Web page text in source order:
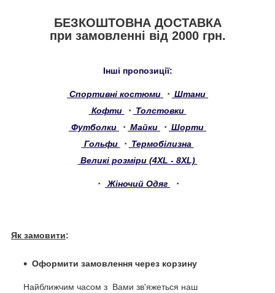
БЕЗКОШТОВНА ДОСТАВКА
при замовленні від 2000 грн.
Інші пропозиції:
Спортивні костюми ・ Штани
Кофти
・ Толстовки
Футболки
・ Майки ・ Шорти
Гольфи
・ Термобілизна
Великі розміри (4XL - 8XL)
・ Жіночий Одяг ・
Як замовити:
Оформити замовлення через корзину
Найближчим часом з Вами зв'яжеться наш